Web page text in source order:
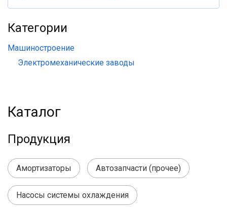
Категории
Машиностроение
Электромеханические заводы
Каталог
Продукция
Амортизаторы Автозапчасти (прочее)
Насосы системы охлаждения